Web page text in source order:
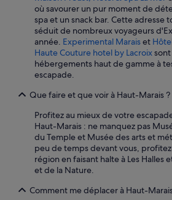
où savourer un pur moment de
spa et un snack bar. Cette adresse
séduit de nombreux voyageurs
année. Experimental Maraiset
Haute Couture hotel by Lacroix
hébergements haut de gamme à
escapade.
Que faire et que voir à Haut-Marais ?
Profitez au mieux de votre
Haut-Marais : ne manquez pas
du Temple et Musée des arts et
peu de temps devant vous,
région en faisant halte à Les Halles
et de la Nature.
Comment me déplacer à Haut-